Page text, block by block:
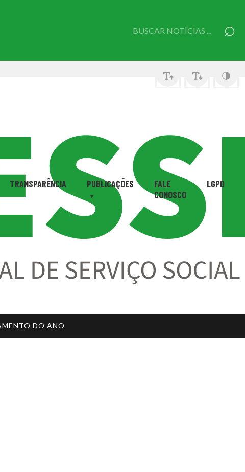
⌕
TRANSPARÊNCIA PUBLICAÇÕES
FALE
CONOSCO
LGPD
DO ANO